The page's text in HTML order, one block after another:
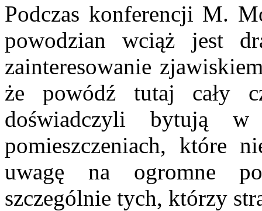
Podczas konferencji M.
powodzian wciąż jest
zainteresowanie
że powódź tutaj cały
doświadczyli bytują w
pomieszczeniach, które
uwagę na ogromne
szczególnie tych, którzy